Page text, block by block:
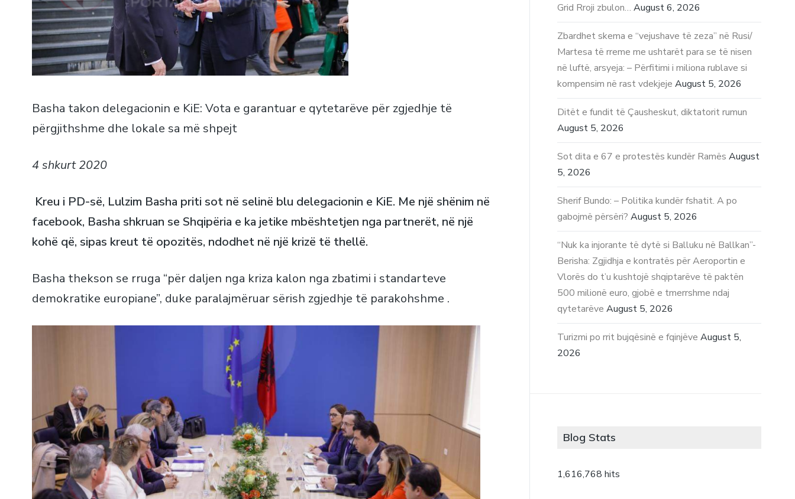
Basha takon delegacionin e KiE: Vota e garantuar e qytetarëve për zgjedhje të
përgjithshme dhe lokale sa më shpejt
4 shkurt 2020
Kreu i PD-së, Lulzim Basha priti sot në selinë blu delegacionin e KiE. Me një shënim në
facebook, Basha shkruan se Shqipëria e ka jetike mbështetjen nga partnerët, në një
kohë që, sipas kreut të opozitës, ndodhet në një krizë të thellë.
Basha thekson se rruga “për daljen nga kriza kalon nga zbatimi i standarteve
demokratike europiane”, duke paralajmëruar sërish zgjedhje të parakohshme .
Grid Rroji zbulon… August 6, 2026
Zbardhet skema e “vejushave të zeza” në Rusi/
Martesa të rreme me ushtarët para se të nisen
në luftë, arsyeja: – Përfitimi i miliona rublave si
kompensim në rast vdekjeje August 5, 2026
Ditët e fundit të Çausheskut, diktatorit rumun
August 5, 2026
Sot dita e 67 e protestës kundër Ramës August
5, 2026
Sherif Bundo: – Politika kundër fshatit. A po
gabojmë përsëri? August 5, 2026
“Nuk ka injorante të dytë si Balluku në Ballkan”-
Berisha: Zgjidhja e kontratës për Aeroportin e
Vlorës do t’u kushtojë shqiptarëve të paktën
500 milionë euro, gjobë e tmerrshme ndaj
qytetarëve August 5, 2026
Turizmi po rrit bujqësinë e fqinjëve August 5,
2026
Blog Stats
1,616,768 hits